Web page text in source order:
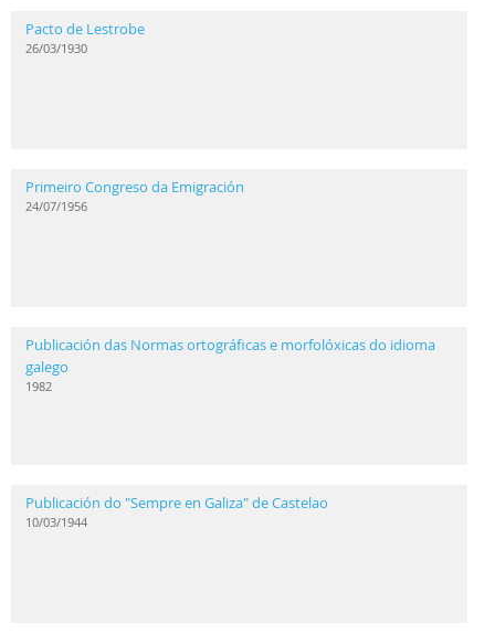
Pacto de Lestrobe
26/03/1930
Primeiro Congreso da Emigración
24/07/1956
Publicación das Normas ortográficas e morfolóxicas do idioma
galego
1982
Publicación do "Sempre en Galiza" de Castelao
10/03/1944